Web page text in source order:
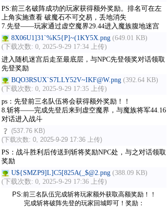
PS:前三名破阵成功的玩家获得额外奖励。排名可在左
上角实施查看 破魔石不可交易，丢地消失
7.先登——玩家通过虚空魔界29.44进入魔族腹地迷宫
8X06U1]31`%K5{P]~(1KY5X.png (649.01 KB)
(下载次数: 0, 2025-9-29 17:34 上传)
进入随机迷宫后走至最底层，与NPC先登领奖对话领取
先登奖励
BQO3RSUX`S7LLY52V~IKF@W.png (392.64 KB)
(下载次数: 0, 2025-9-29 17:35 上传)
ps：先登前三名队伍将会获得额外奖励！！
8.斩将——完成先登后来到虚空魔界，与魔族将军44.16
对话进入战斗
(537.76 KB)
(下载次数: 0, 2025-9-29 17:36 上传)
PS：战斗胜利后传送到斩将奖励NPC处，与之对话领取
奖励
U${SMZP9]L]C5[825A(_$@2.png (388.09 KB)
(下载次数: 0, 2025-9-29 17:36 上传)
PS:前三名队伍完成斩将玩家额外获取高额奖励！！
完成斩将破阵先登的玩家回城即可！奖励：